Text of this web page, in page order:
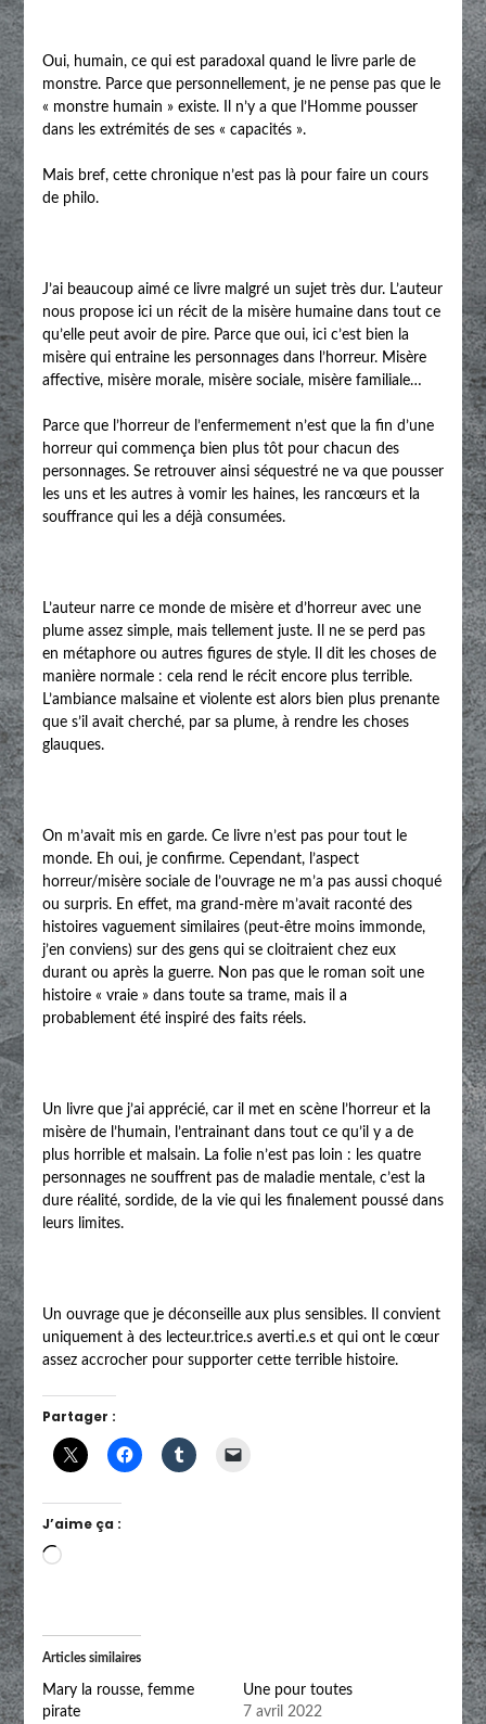
Oui, humain, ce qui est paradoxal quand le livre parle de
monstre. Parce que personnellement, je ne pense pas que le
« monstre humain » existe. Il n’y a que l’Homme pousser
dans les extrémités de ses « capacités ».
Mais bref, cette chronique n’est pas là pour faire un cours
de philo.
J’ai beaucoup aimé ce livre malgré un sujet très dur. L’auteur
nous propose ici un récit de la misère humaine dans tout ce
qu’elle peut avoir de pire. Parce que oui, ici c’est bien la
misère qui entraine les personnages dans l’horreur. Misère
affective, misère morale, misère sociale, misère familiale…
Parce que l’horreur de l’enfermement n’est que la fin d’une
horreur qui commença bien plus tôt pour chacun des
personnages. Se retrouver ainsi séquestré ne va que pousser
les uns et les autres à vomir les haines, les rancœurs et la
souffrance qui les a déjà consumées.
L’auteur narre ce monde de misère et d’horreur avec une
plume assez simple, mais tellement juste. Il ne se perd pas
en métaphore ou autres figures de style. Il dit les choses de
manière normale : cela rend le récit encore plus terrible.
L’ambiance malsaine et violente est alors bien plus prenante
que s’il avait cherché, par sa plume, à rendre les choses
glauques.
On m’avait mis en garde. Ce livre n’est pas pour tout le
monde. Eh oui, je confirme. Cependant, l’aspect
horreur/misère sociale de l’ouvrage ne m’a pas aussi choqué
ou surpris. En effet, ma grand-mère m’avait raconté des
histoires vaguement similaires (peut-être moins immonde,
j’en conviens) sur des gens qui se cloitraient chez eux
durant ou après la guerre. Non pas que le roman soit une
histoire « vraie » dans toute sa trame, mais il a
probablement été inspiré des faits réels.
Un livre que j’ai apprécié, car il met en scène l’horreur et la
misère de l’humain, l’entrainant dans tout ce qu’il y a de
plus horrible et malsain. La folie n’est pas loin : les quatre
personnages ne souffrent pas de maladie mentale, c’est la
dure réalité, sordide, de la vie qui les finalement poussé dans
leurs limites.
Un ouvrage que je déconseille aux plus sensibles. Il convient
uniquement à des lecteur.trice.s averti.e.s et qui ont le cœur
assez accrocher pour supporter cette terrible histoire.
Partager :
J’aime ça :
Chargement…
Articles similaires
Mary la rousse, femme
pirate
Une pour toutes
7 avril 2022